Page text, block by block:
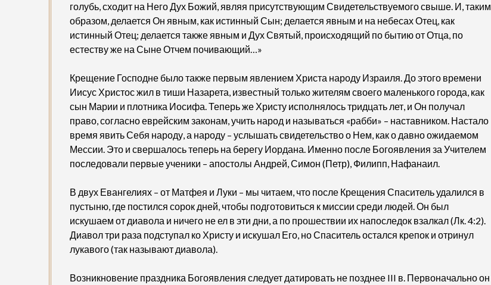
голубь, сходит на Него Дух Божий, являя присутствующим Свидетельствуемого свыше. И, таким
образом, делается Он явным, как истинный Сын; делается явным и на небесах Отец, как
истинный Отец; делается также явным и Дух Святый, происходящий по бытию от Отца, по
естеству же на Сыне Отчем почивающий…»
Крещение Господне было также первым явлением Христа народу Израиля. До этого времени
Иисус Христос жил в тиши Назарета, известный только жителям своего маленького города, как
сын Марии и плотника Иосифа. Теперь же Христу исполнялось тридцать лет, и Он получал
право, согласно еврейским законам, учить народ и называться «рабби» – наставником. Настало
время явить Себя народу, а народу – услышать свидетельство о Нем, как о давно ожидаемом
Мессии. Это и свершалось теперь на берегу Иордана. Именно после Богоявления за Учителем
последовали первые ученики – апостолы Андрей, Симон (Петр), Филипп, Нафанаил.
В двух Евангелиях – от Матфея и Луки – мы читаем, что после Крещения Спаситель удалился в
пустыню, где постился сорок дней, чтобы подготовиться к миссии среди людей. Он был
искушаем от диавола и ничего не ел в эти дни, а по прошествии их напоследок взалкал (Лк. 4:2).
Диавол три раза подступал ко Христу и искушал Его, но Спаситель остался крепок и отринул
лукавого (так называют диавола).
Возникновение праздника Богоявления следует датировать не позднее III в. Первоначально он